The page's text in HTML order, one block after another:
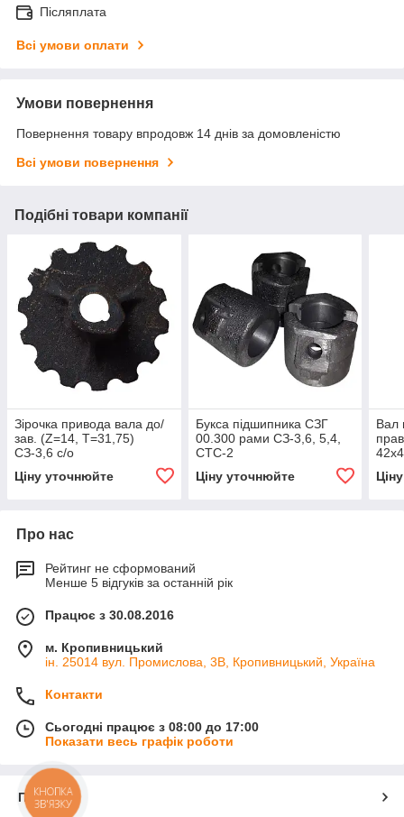
Післяплата
Всі умови оплати
Умови повернення
Повернення товару впродовж 14 днів за домовленістю
Всі умови повернення
Подібні товари компанії
Зірочка привода вала до/
зав. (Z=14, Т=31,75)
СЗ-3,6 с/о
Ціну уточнюйте
Букса підшипника СЗГ
00.300 рами СЗ-3,6, 5,4,
СТС-2
Ціну уточнюйте
Вал
Про нас
Рейтинг не сформований
Менше 5 відгуків за останній рік
Працює з 30.08.2016
м. Кропивницький
ін. 25014 вул. Промислова, 3В, Кропивницький, Україна
Контакти
Сьогодні працює з 08:00 до 17:00
Показати весь графік роботи
Про нас
КНОПКА
ЗВ'ЯЗКУ